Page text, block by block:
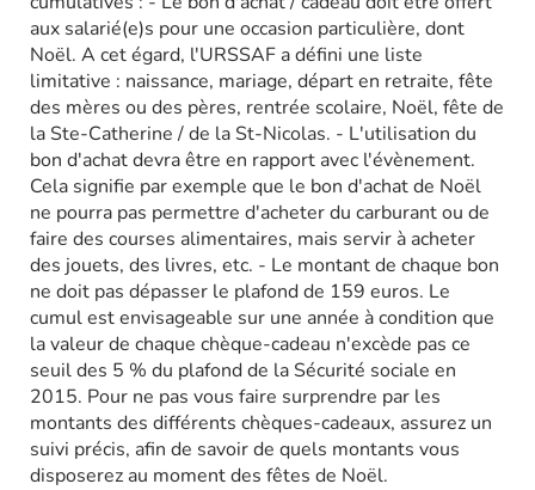
aux salarié(e)s pour une occasion particulière, dont
Noël. A cet égard, l'URSSAF a défini une liste
limitative : naissance, mariage, départ en retraite, fête
des mères ou des pères, rentrée scolaire, Noël, fête de
la Ste-Catherine / de la St-Nicolas. - L'utilisation du
bon d'achat devra être en rapport avec l'évènement.
Cela signifie par exemple que le bon d'achat de Noël
ne pourra pas permettre d'acheter du carburant ou de
faire des courses alimentaires, mais servir à acheter
des jouets, des livres, etc. - Le montant de chaque bon
ne doit pas dépasser le plafond de 159 euros. Le
cumul est envisageable sur une année à condition que
la valeur de chaque chèque-cadeau n'excède pas ce
seuil des 5 % du plafond de la Sécurité sociale en
2015. Pour ne pas vous faire surprendre par les
montants des différents chèques-cadeaux, assurez un
suivi précis, afin de savoir de quels montants vous
disposerez au moment des fêtes de Noël.